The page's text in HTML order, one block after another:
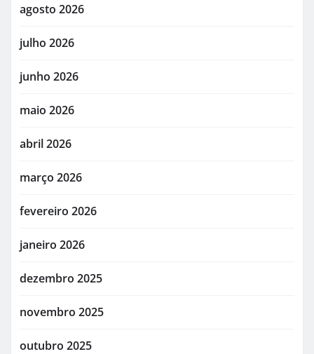
agosto 2026
julho 2026
junho 2026
maio 2026
abril 2026
março 2026
fevereiro 2026
janeiro 2026
dezembro 2025
novembro 2025
outubro 2025